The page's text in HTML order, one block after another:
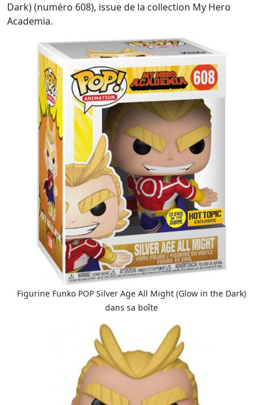
Dark) (numéro 608), issue de la collection My Hero
Academia.
Figurine Funko POP Silver Age All Might (Glow in the Dark)
dans sa boîte